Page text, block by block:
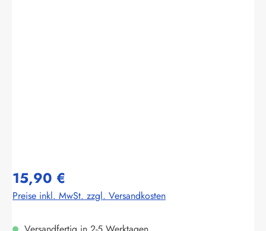
15,90 €
Preise inkl. MwSt. zzgl. Versandkosten